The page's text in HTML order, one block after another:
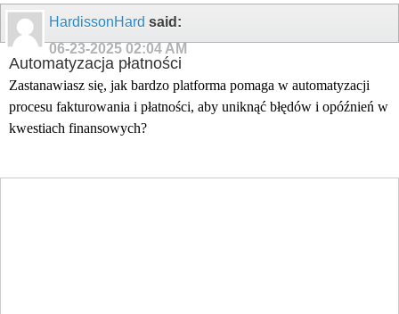
HardissonHard said:
06-23-202502:04 AM
Automatyzacja płatności
Zastanawiasz się, jak bardzo platforma pomaga w automatyzacji
procesu fakturowania i płatności, aby uniknąć błędów i opóźnień w
kwestiach finansowych?